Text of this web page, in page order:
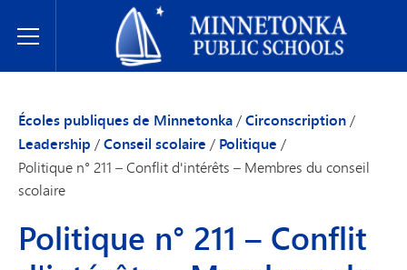
Toggle Menu
Écoles publiques de Minnetonka
Écoles publiques de Minnetonka/Circonscription/
Leadership /Conseil scolaire / Politique /
Politique n° 211 – Conflit d'intérêts – Membres du conseil
scolaire
Politique n° 211 – Conflit